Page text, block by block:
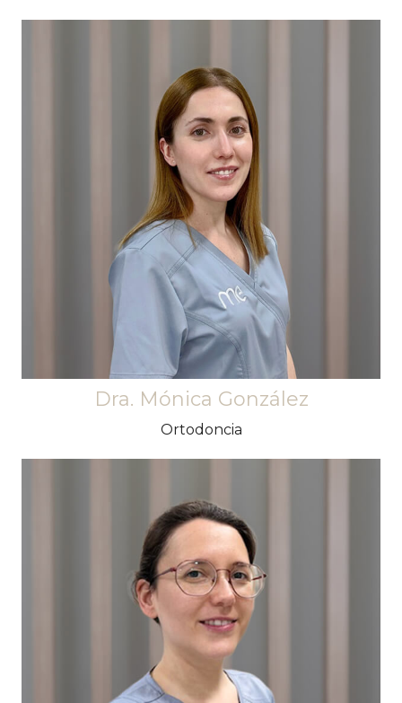
És discreta i meticulosa. Li encanta la seva
professió i ho demostra en la dedicació que
posa en l'estudi i la planificació de tots els seus
tractaments.
Dra. Mónica González
Ortodoncia
Destaquem la seva amabilitat i senzillesa a
l'hora de tractar els pacients. S'implica en tot
allò que fa per aconseguir sempre els millors
resultats en tots els tractaments.